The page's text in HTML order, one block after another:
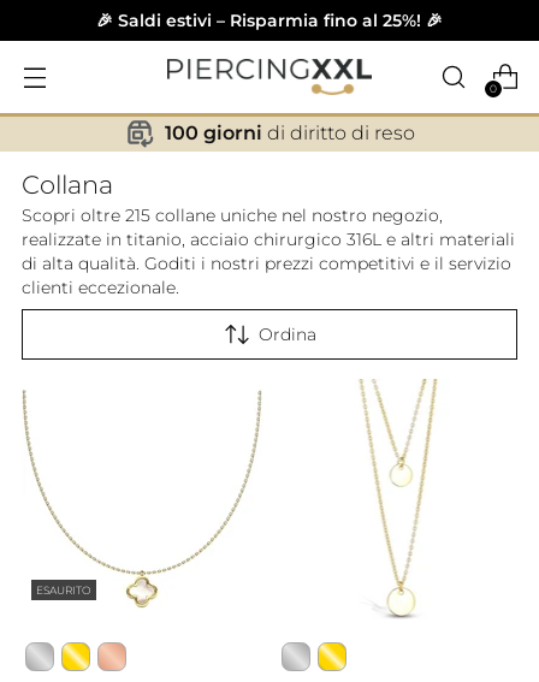
🎉 Saldi estivi – Risparmia fino al 25%! 🎉
0
✕
100 giorni di diritto di reso
Collana
Scopri oltre 215 collane uniche nel nostro negozio,
realizzate in titanio, acciaio chirurgico 316L e altri materiali
di alta qualità. Goditi i nostri prezzi competitivi e il servizio
clienti eccezionale.
Ordina
ESAURITO